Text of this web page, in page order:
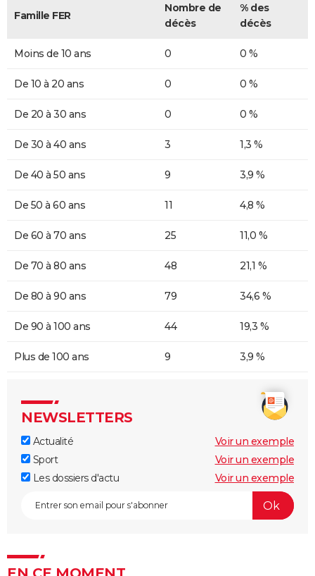
Famille FER
Nombre de
décès
% des
décès
Moins de 10 ans 0 0 %
De 10 à 20 ans 0 0 %
De 20 à 30 ans 0 0 %
De 30 à 40 ans 3 1,3 %
De 40 à 50 ans 9 3,9 %
De 50 à 60 ans 11 4,8 %
De 60 à 70 ans 25 11,0 %
De 70 à 80 ans 48 21,1 %
De 80 à 90 ans 79 34,6 %
De 90 à 100 ans 44 19,3 %
Plus de 100 ans 9 3,9 %
NEWSLETTERS
Actualité
Voir un exemple
Sport
Voir un exemple
Les dossiers d'actu
Voir un exemple